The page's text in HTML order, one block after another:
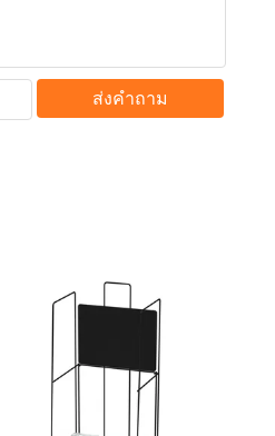
ส่งคำถาม